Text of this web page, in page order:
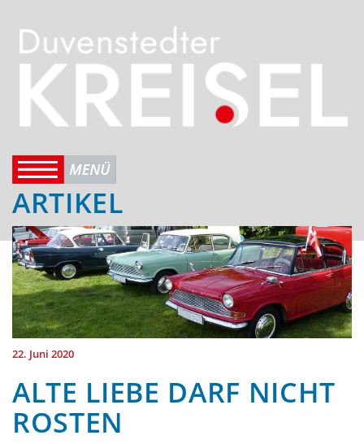
ARTIKEL
22. Juni 2020
ALTE LIEBE DARF NICHT
ROSTEN